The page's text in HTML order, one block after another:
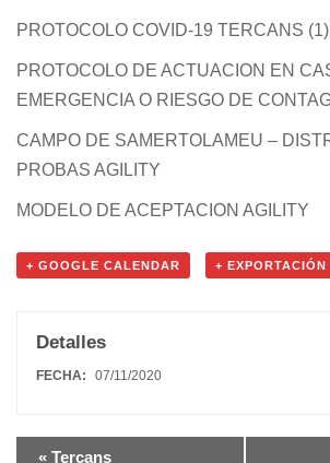
PROTOCOLO COVID-19 TERCANS (1)
PROTOCOLO DE ACTUACION EN
EMERGENCIA O RIESGO DE
CAMPO DE SAMERTOLAMEU –
PROBAS AGILITY
MODELO DE ACEPTACION AGILITY
+ GOOGLE CALENDAR +
Detalles
FECHA: 07/11/2020
« Tercans